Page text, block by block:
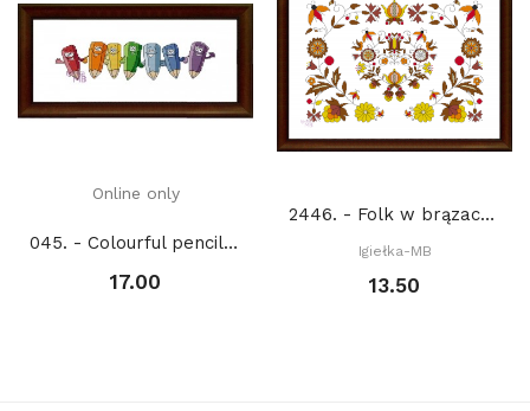
Online only
045. - Colourful pencils (PDF)
17.00
2446. - Folk w brązach (PDF)
Igiełka-MB
13.50